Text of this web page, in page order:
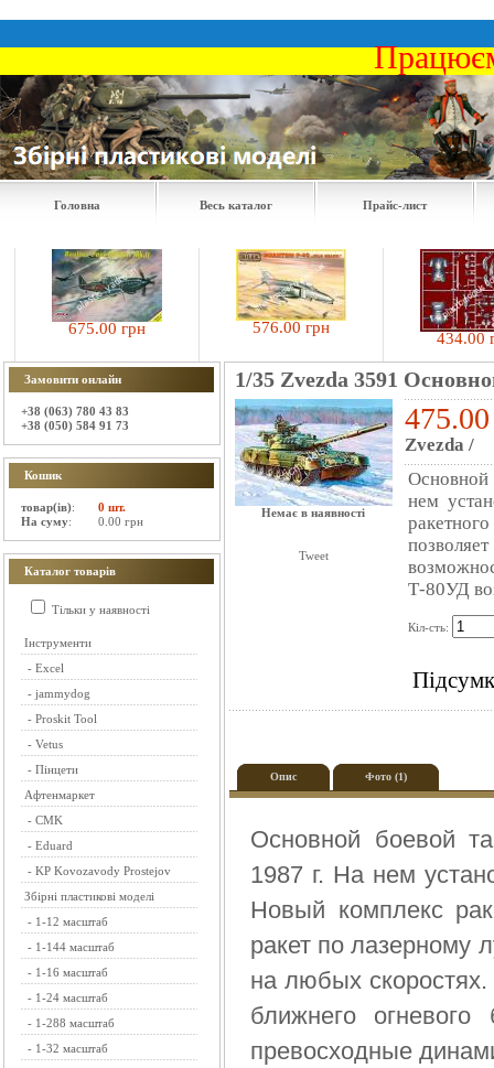
Головна Весь каталог Прайс-лист
675.00 грн 576.00 грн
434.00 грн
Замовити онлайн
+38 (063) 780 43 83
+38 (050) 584 91 73
Кошик
товар(ів):
0 шт.
На суму: 0.00 грн
Каталог товарів
Тільки у наявності
Інструменти
- Excel
- jammydog
- Proskit Tool
- Vetus
- Пінцети
Афтенмаркет
- CMK
- Eduard
- KP Kovozavody Prostejov
Збірні пластикові моделі
- 1-12 масштаб
- 1-144 масштаб
- 1-16 масштаб
- 1-24 масштаб
- 1-288 масштаб
- 1-32 масштаб
1/35 Zvezda 3591
Немає в наявності
Tweet
Zvezda /
нем
Т-80УД
Кіл-сть:
Опис Фото (1)
Основной боевой
1987 г. На нем
Новый комплекс
ракет по лазерному
на любых
ближнего
превосходные